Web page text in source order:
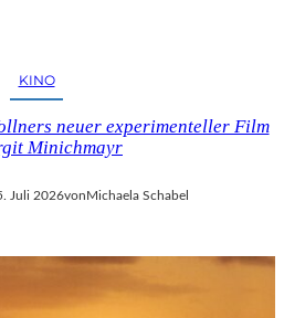
KINO
neuer experimenteller Film
Minichmayr
Juli 2026von Michaela Schabel